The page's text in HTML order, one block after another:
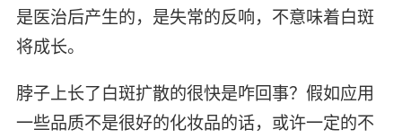
是医治后产生的，是失常的反响，不意味着白斑
将成长。
脖子上长了白斑扩散的很快是咋回事？假如应用
一些品质不是很好的化妆品的话，或许一定的不